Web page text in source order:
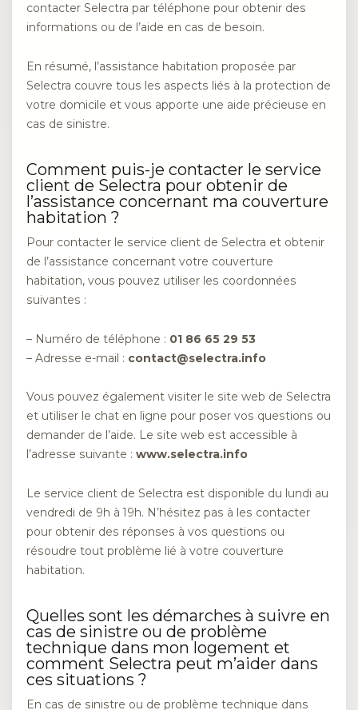
contacter Selectra par téléphone pour obtenir des
informations ou de l’aide en cas de besoin.
En résumé, l’assistance habitation proposée par
Selectra couvre tous les aspects liés à la protection de
votre domicile et vous apporte une aide précieuse en
cas de sinistre.
Comment puis-je contacter le service
client de Selectra pour obtenir de
l’assistance concernant ma couverture
habitation ?
Pour contacter le service client de Selectra et obtenir
de l’assistance concernant votre couverture
habitation, vous pouvez utiliser les coordonnées
suivantes :
– Numéro de téléphone : 01 86 65 29 53
– Adresse e-mail : contact@selectra.info
Vous pouvez également visiter le site web de Selectra
et utiliser le chat en ligne pour poser vos questions ou
demander de l’aide. Le site web est accessible à
l’adresse suivante : www.selectra.info
Le service client de Selectra est disponible du lundi au
vendredi de 9h à 19h. N’hésitez pas à les contacter
pour obtenir des réponses à vos questions ou
résoudre tout problème lié à votre couverture
habitation.
Quelles sont les démarches à suivre en
cas de sinistre ou de problème
technique dans mon logement et
comment Selectra peut m’aider dans
ces situations ?
En cas de sinistre ou de problème technique dans